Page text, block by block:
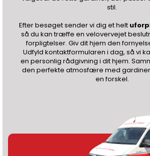
stil.
Efter besøget sender vi dig et helt
så du kan træffe en velovervejet
forpligtelser. Giv dit hjem den
Udfyld kontaktformularen i dag, så vi
en personlig rådgivning i dit hjem.
den perfekte atmosfære med
en forskel.